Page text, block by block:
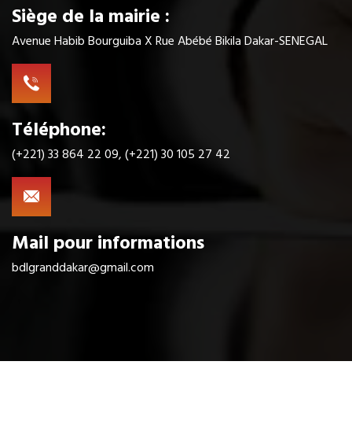
Siège de la mairie :
Avenue Habib Bourguiba X Rue Abébé Bikila Dakar-SENEGAL
Téléphone:
(+221) 33 864 22 09, (+221) 30 105 27 42
Mail pour informations
bdlgranddakar@gmail.com